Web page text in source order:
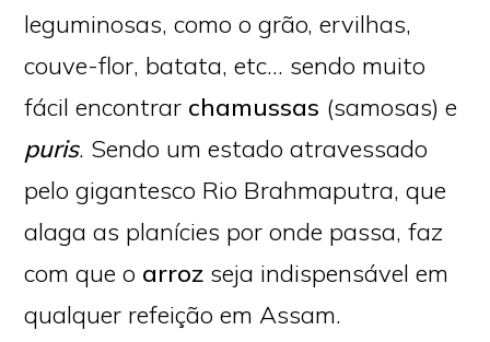
leguminosas, como o grão, ervilhas,
couve-flor, batata, etc… sendo muito
fácil encontrar chamussas (samosas) e
puris. Sendo um estado atravessado
pelo gigantesco Rio Brahmaputra, que
alaga as planícies por onde passa, faz
com que o arroz seja indispensável em
qualquer refeição em Assam.